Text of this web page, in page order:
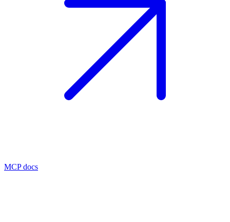
MCP docs